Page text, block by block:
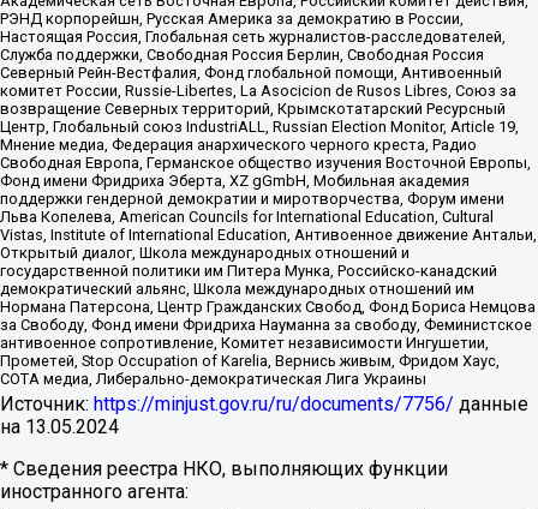
РЭНД корпорейшн, Русская Америка за демократию в России,
Настоящая Россия, Глобальная сеть журналистов-расследователей,
Служба поддержки, Свободная Россия Берлин, Свободная Россия
Северный Рейн-Вестфалия, Фонд глобальной помощи, Антивоенный
комитет России, Russie-Libertes, La Asocicion de Rusos Libres, Союз за
возвращение Северных территорий, Крымскотатарский Ресурсный
Центр, Глобальный союз IndustriALL, Russian Election Monitor, Article 19,
Мнение медиа, Федерация анархического черного креста, Радио
Свободная Европа, Германское общество изучения Восточной Европы,
Фонд имени Фридриха Эберта, XZ gGmbH, Мобильная академия
поддержки гендерной демократии и миротворчества, Форум имени
Льва Копелева, American Councils for International Education, Cultural
Vistas, Institute of International Education, Антивоенное движение Антальи,
Открытый диалог, Школа международных отношений и
государственной политики им Питера Мунка, Российско-канадский
демократический альянс, Школа международных отношений им
Нормана Патерсона, Центр Гражданских Свобод, Фонд Бориса Немцова
за Свободу, Фонд имени Фридриха Науманна за свободу, Феминистское
антивоенное сопротивление, Комитет независимости Ингушетии,
Прометей, Stop Occupation of Karelia, Вернись живым, Фридом Хаус,
СОТА медиа, Либерально-демократическая Лига Украины
Источник: https://minjust.gov.ru/ru/documents/7756/ данные
на 13.05.2024
* Сведения реестра НКО, выполняющих функции
иностранного агента: